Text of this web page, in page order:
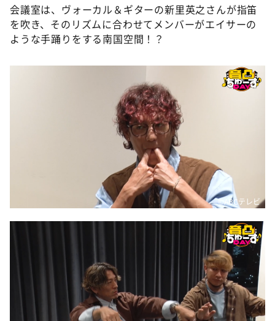
会議室は、ヴォーカル＆ギターの新里英之さんが指笛
を吹き、そのリズムに合わせてメンバーがエイサーの
ような手踊りをする南国空間！？
©ABCテレビ